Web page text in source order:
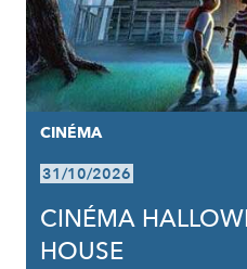
CINÉMA
31/10/2026
CINÉMA
HOUSE